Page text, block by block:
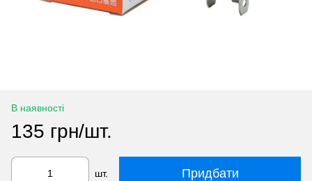
В наявності
135 грн/шт.
шт. Придбати